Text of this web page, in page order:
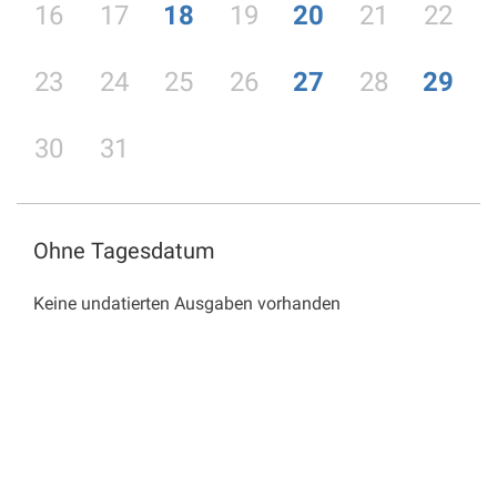
16 17 18 19 20 21 22
23 24 25 26 27 28 29
30 31
Ohne Tagesdatum
Keine undatierten Ausgaben vorhanden